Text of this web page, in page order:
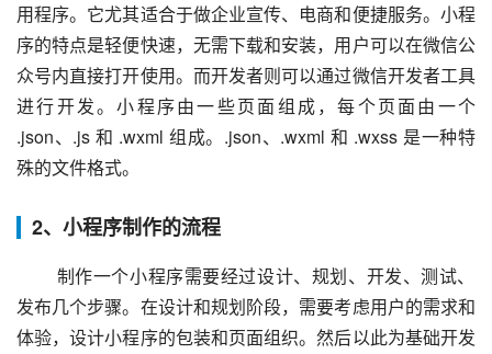
用程序。它尤其适合于做企业宣传、电商和便捷服务。小程
序的特点是轻便快速，无需下载和安装，用户可以在微信公
众号内直接打开使用。而开发者则可以通过微信开发者工具
进行开发。小程序由一些页面组成，每个页面由一个
.json、.js 和 .wxml 组成。.json、.wxml 和 .wxss 是一种特
殊的文件格式。
2、小程序制作的流程
发布几个步骤。在设计和规划阶段，需要考虑用户的需求和
体验，设计小程序的包装和页面组织。然后以此为基础开发